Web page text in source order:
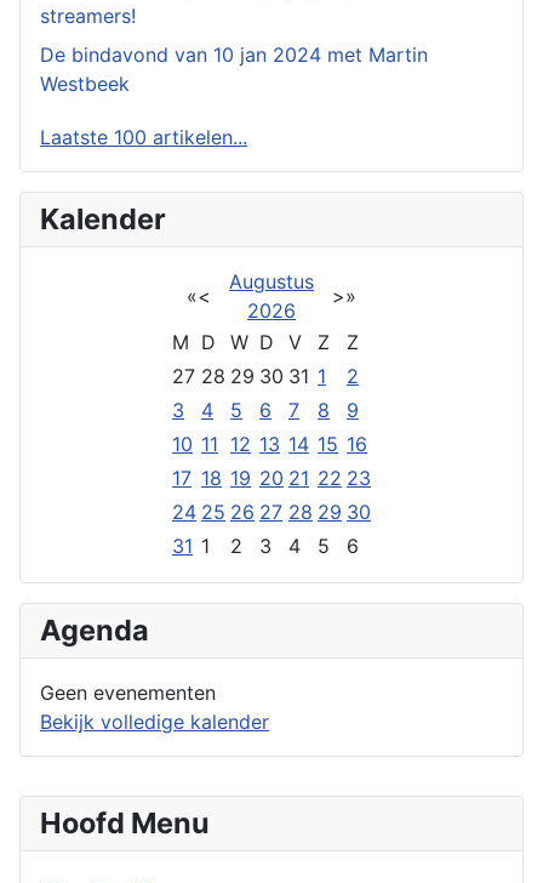
Hoofd Menu
streamers!
De bindavond van 10 jan 2024 met Martin
Westbeek
Laatste 100 artikelen...
Kalender
«<
Augustus
2026
>»
M D W D V Z
Z
27 28 29 30 31 1
2
3
4 5 6 7 8
9
10 11 12 13 14 15 16
17 18 19 20 21 22 23
24 25 26 27 28 29 30
31 1 2 3 4 5 6
Agenda
Geen evenementen
Bekijk volledige kalender